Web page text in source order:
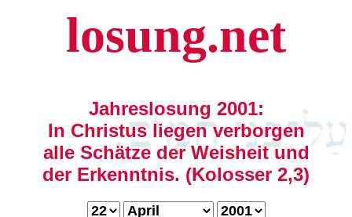
losung.net
Jahreslosung 2001:
In Christus liegen verborgen
alle Schätze der Weisheit und
der Erkenntnis. (Kolosser 2,3)